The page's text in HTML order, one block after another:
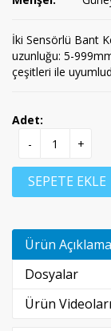
İki Sensörlü Bant
uzunluğu: 5-
çeşitleri ile
Adet:
-
+
SEPETE EKLE
Ürün
Dosyalar
Ürün Videoları